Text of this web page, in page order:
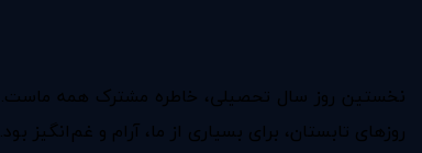
نخستین روز سال تحصیلی، خاطره‌ مشترک همه ماست.
روزهای تابستان، برای بسیاری از ما، آرام و غم‌انگیز